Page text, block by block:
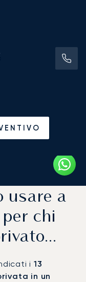
usare a
chi
i 13
in un